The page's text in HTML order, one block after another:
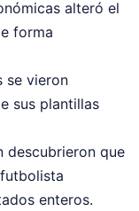
alteró el
forma
se vieron
sus plantillas
descubrieron que
enteros.